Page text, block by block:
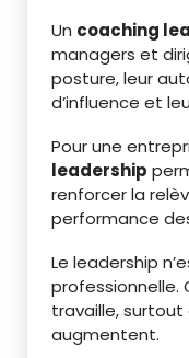
Un coaching
managers et
posture, leur
d’influence et
Pour une
leadership
renforcer la
performance
Le leadership
professionnelle.
travaille,
augmentent.